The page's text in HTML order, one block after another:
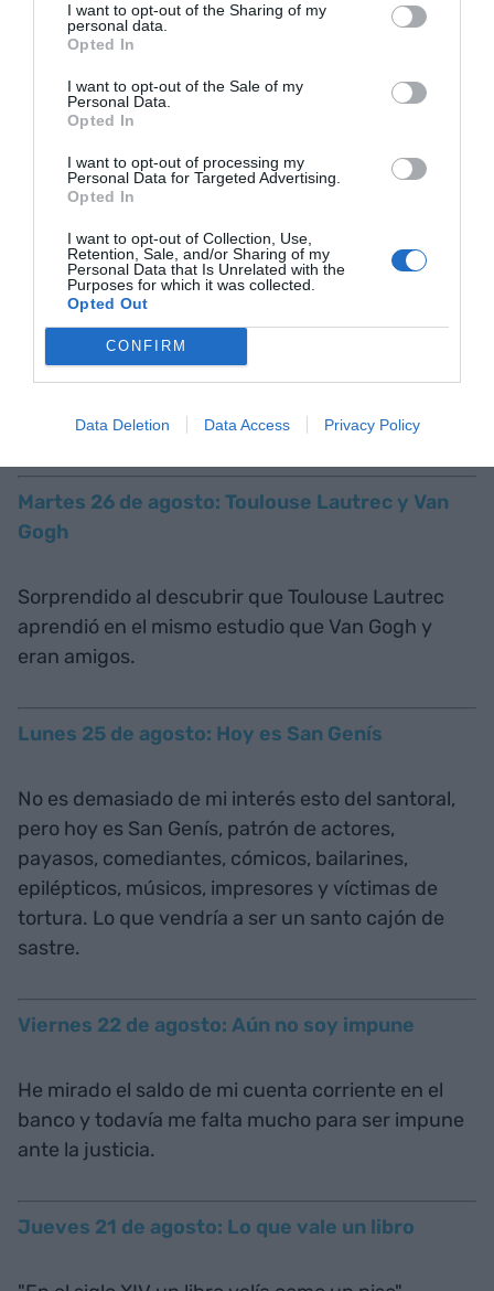
I want to opt-out of the Sharing of my
personal data.
Opted In
I want to opt-out of the Sale of my
Personal Data.
Opted In
I want to opt-out of processing my
Personal Data for Targeted Advertising.
Opted In
I want to opt-out of Collection, Use,
Retention, Sale, and/or Sharing of my
Personal Data that Is Unrelated with the
Purposes for which it was collected.
Opted Out
CONFIRM
Data Deletion Data Access Privacy Policy
estar prohibidas. Por indecentes.
Jueves 28 de agosto
Cuando se crearon, tanto OpenAI como VISA y
Mastercard eran organizaciones sin ánimo de
Miércoles 27 de agosto: Me lo imaginaba todo
mucho más grande
caben todos los planetas del sistema solar.
Martes 26 de agosto: Toulouse Lautrec y Van
Gogh
Sorprendido al descubrir que Toulouse Lautrec
aprendió en el mismo estudio que Van Gogh y
eran amigos.
Lunes 25 de agosto: Hoy es San Genís
No es demasiado de mi interés esto del santoral,
pero hoy es San Genís, patrón de actores,
payasos, comediantes, cómicos, bailarines,
epilépticos, músicos, impresores y víctimas de
tortura. Lo que vendría a ser un santo cajón de
sastre.
Viernes 22 de agosto: Aún no soy impune
He mirado el saldo de mi cuenta corriente en el
banco y todavía me falta mucho para ser impune
ante la justicia.
Jueves 21 de agosto: Lo que vale un libro